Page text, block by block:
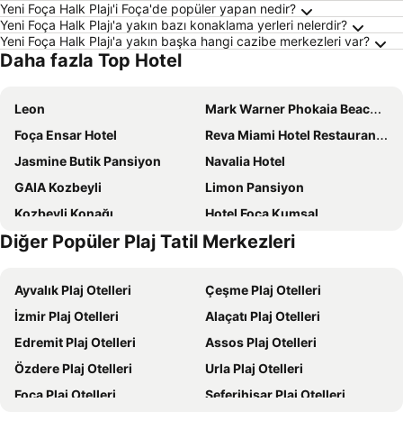
Yeni Foça Halk Plajı'i Foça'de popüler yapan nedir?
Yeni Foça Halk Plajı'a yakın bazı konaklama yerleri nelerdir?
Yeni Foça Halk Plajı'a yakın başka hangi cazibe merkezleri var?
Daha fazla Top Hotel
Leon
Mark Warner Phokaia Beach Resort
Foça Ensar Hotel
Reva Miami Hotel Restaurant SPA
Jasmine Butik Pansiyon
Navalia Hotel
GAIA Kozbeyli
Limon Pansiyon
Kozbeyli Konağı
Hotel Foca Kumsal
Huri & Nuri
Safran Palas
Foça 1887
Stone House Foca Butik Otel
Foca Kybele Hotel
Delice Doğa Evi
Hotel Karacam
Foça Mint Pansiyon
Ramada By Wyndham Izmir Aliaga
Hotel Club Rose Bay
Focamor Otel
Limon Otel
Diğer Popüler Plaj Tatil Merkezleri
Ayvalık Plaj Otelleri
Çeşme Plaj Otelleri
İzmir Plaj Otelleri
Alaçatı Plaj Otelleri
Edremit Plaj Otelleri
Assos Plaj Otelleri
Özdere Plaj Otelleri
Urla Plaj Otelleri
Foça Plaj Otelleri
Seferihisar Plaj Otelleri